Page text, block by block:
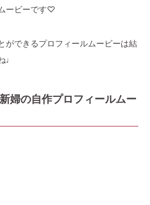
ービーです♡
ができるプロフィールムービーは結
♩
婦の自作プロフィールムー